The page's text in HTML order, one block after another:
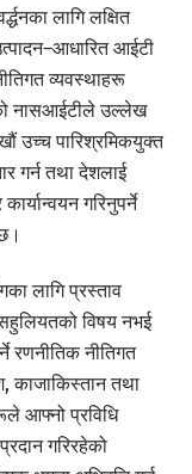
लागि लक्षित
आईटी
व्यवस्थाहरू
नासआईटीले उल्लेख
उच्च पारिश्रमिकयुक्त
गर्न तथा देशलाई
गरिनुपर्ने
लागि प्रस्ताव
विषय नभई
रणनीतिक नीतिगत
काजाकिस्तान तथा
आफ्नो प्रविधि
गरिरहेको